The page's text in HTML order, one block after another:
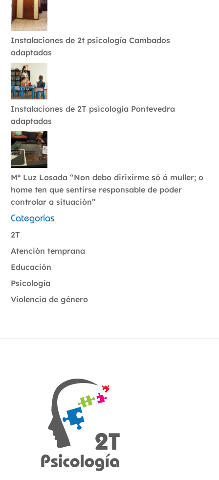
Instalaciones de 2t psicología Cambados
adaptadas
Instalaciones de 2T psicología Pontevedra
adaptadas
Mª Luz Losada “Non debo dirixirme só á muller; o
home ten que sentirse responsable de poder
controlar a situación”
Categorías
2T
Atención temprana
Educación
Psicología
Violencia de género